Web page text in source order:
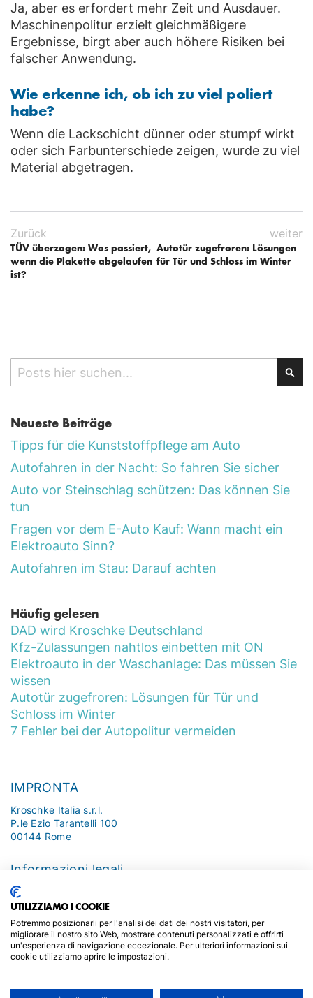
Ja, aber es erfordert mehr Zeit und Ausdauer.
Maschinenpolitur erzielt gleichmäßigere
Ergebnisse, birgt aber auch höhere Risiken bei
falscher Anwendung.
Wie erkenne ich, ob ich zu viel poliert
habe?
Wenn die Lackschicht dünner oder stumpf wirkt
oder sich Farbunterschiede zeigen, wurde zu viel
Material abgetragen.
Zurück
TÜV überzogen: Was passiert,
wenn die Plakette abgelaufen
ist?
weiter
Autotür zugefroren: Lösungen
für Tür und Schloss im Winter
Search
Neueste Beiträge
Tipps für die Kunststoffpflege am Auto
Autofahren in der Nacht: So fahren Sie sicher
Auto vor Steinschlag schützen: Das können Sie
tun
Fragen vor dem E-Auto Kauf: Wann macht ein
Elektroauto Sinn?
Autofahren im Stau: Darauf achten
Häufig gelesen
DAD wird Kroschke Deutschland
Kfz-Zulassungen nahtlos einbetten mit ON
Elektroauto in der Waschanlage: Das müssen Sie
wissen
Autotür zugefroren: Lösungen für Tür und
Schloss im Winter
7 Fehler bei der Autopolitur vermeiden
IMPRONTA
Kroschke Italia s.r.l.
P.le Ezio Tarantelli 100
00144 Rome
Informazioni legali
Impronta
Politica sui Cookie Sulla Privacy
UTILIZZIAMO I COOKIE
Potremmo posizionarli per l'analisi dei dati dei nostri visitatori, per
migliorare il nostro sito Web, mostrare contenuti personalizzati e offrirti
un'esperienza di navigazione eccezionale. Per ulteriori informazioni sui
cookie utilizziamo aprire le impostazioni.